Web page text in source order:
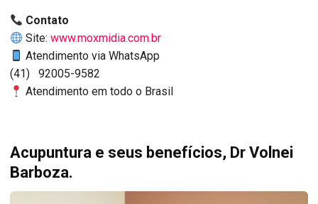
Contato
Site:www.moxmidia.com.br
Atendimento via WhatsApp
(41) 92005-9582
Atendimento em todo o Brasil
Acupuntura e seus benefícios, Dr Volnei
Barboza.